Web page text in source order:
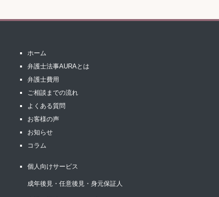
ホーム
弁護士法事AURAとは
弁護士費用
ご相談までの流れ
よくある質問
お客様の声
お知らせ
コラム
個人向けサービス
成年後見・任意後見・身元保証人